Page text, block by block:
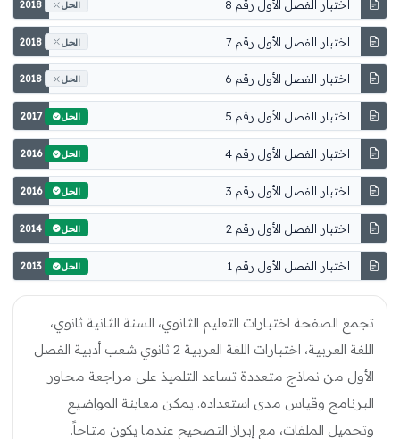
اختبار الفصل الأول رقم 8 2018 الحل
اختبار الفصل الأول رقم 7 2018 الحل
اختبار الفصل الأول رقم 6 2018 الحل
اختبار الفصل الأول رقم 5 2017 الحل
اختبار الفصل الأول رقم 4 2016 الحل
اختبار الفصل الأول رقم 3 2016 الحل
اختبار الفصل الأول رقم 2 2014 الحل
اختبار الفصل الأول رقم 1 2013 الحل
تجمع الصفحة اختبارات التعليم الثانوي، السنة الثانية ثانوي،
اللغة العربية، اختبارات اللغة العربية 2 ثانوي شعب أدبية الفصل
الأول من نماذج متعددة تساعد التلميذ على مراجعة محاور
البرنامج وقياس مدى استعداده. يمكن معاينة المواضيع
وتحميل الملفات، مع إبراز التصحيح عندما يكون متاحاً.